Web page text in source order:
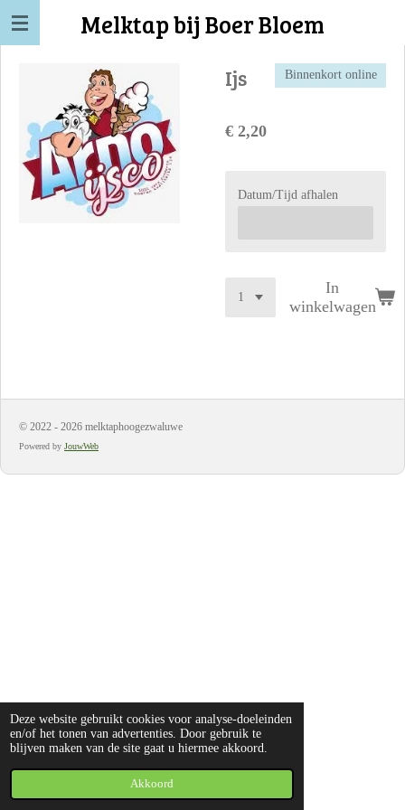
Deze website gebruikt cookies voor analyse-doeleinden
en/of het tonen van advertenties. Door gebruik te
blijven maken van de site gaat u hiermee akkoord.
Akkoord
Ga
hoofdinhoud
Melktap bij Boer Bloem
Ijs Binnenkort online
€ 2,20
Datum/Tijd afhalen
In
winkelwagen
© 2022 - 2026 melktaphoogezwaluwe
Powered by JouwWeb